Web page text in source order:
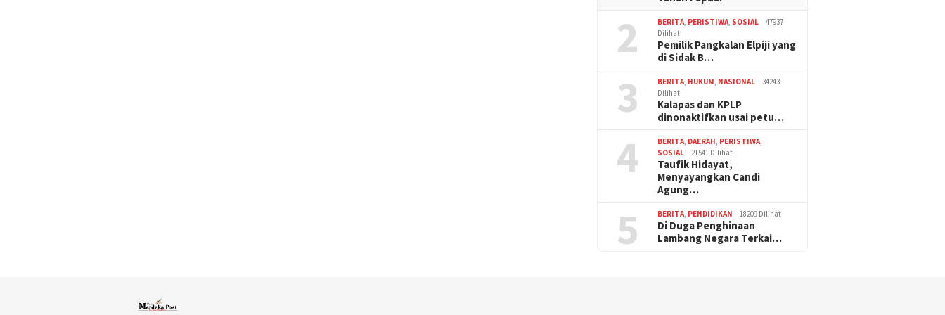
2 BERITA, PERISTIWA, SOSIAL
47937
Dilihat
Pemilik Pangkalan Elpiji yang
di Sidak B…
3 BERITA, HUKUM, NASIONAL
34243
Dilihat
Kalapas dan KPLP
dinonaktifkan usai petu…
4 BERITA, DAERAH, PERISTIWA,
SOSIAL
21541 Dilihat
Taufik Hidayat,
Menyayangkan Candi
Agung…
5 BERITA, PENDIDIKAN 18209 Dilihat
Di Duga Penghinaan
Lambang Negara Terkai…